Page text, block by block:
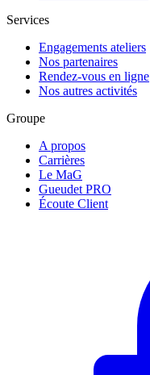
Services
Engagements ateliers
Nos partenaires
Rendez-vous en ligne
Nos autres activités
Groupe
A propos
Carrières
Le MaG
Gueudet PRO
Écoute Client